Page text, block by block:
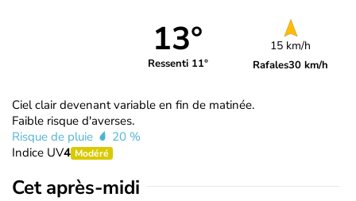
13°
Ressenti 11°
15 km/h
Rafales30 km/h
Ciel clair devenant variable en fin de matinée.
Faible risque d'averses.
Risque de pluie
20 %
Indice UV4 Modéré
Cet après-midi